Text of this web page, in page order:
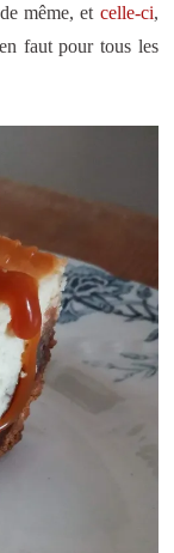
même, et celle-ci,
faut pour tous les